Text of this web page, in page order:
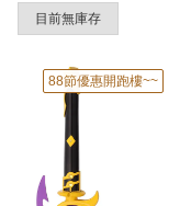
目前無庫存
88節優惠開跑樓~~